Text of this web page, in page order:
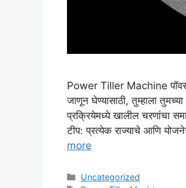
Power Tiller Machine पॉवर
जाणून घेण्यासाठी, तुम्हाला
प्रक्रियेमध्ये खालील चरणांचा
टीप: प्रत्येक राज्याचे आणि
more
Categories
Uncategorized